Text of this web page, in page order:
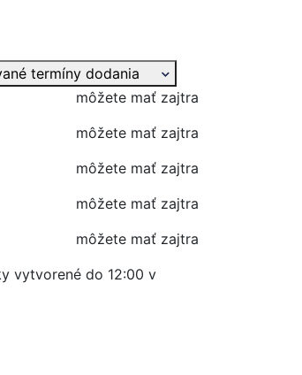
termíny dodania
môžete mať zajtra
môžete mať zajtra
môžete mať zajtra
môžete mať zajtra
môžete mať zajtra
vytvorené do 12:00 v